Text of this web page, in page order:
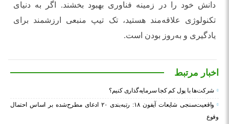
دانش خود را در زمینه فناوری بهبود بخشند. اگر به دنیای
تکنولوژی علاقه‌مند هستید، تک تیپ منبعی ارزشمند برای
یادگیری و به‌روز بودن است.
اخبار مرتبط
شرکت‌ها با پول کم کجا سرمایه‌گذاری کنیم؟
واقعیت‌سنجی شایعات آیفون ۱۸: رتبه‌بندی ۲۰ ادعای مطرح‌شده بر اساس احتمال
وقوع